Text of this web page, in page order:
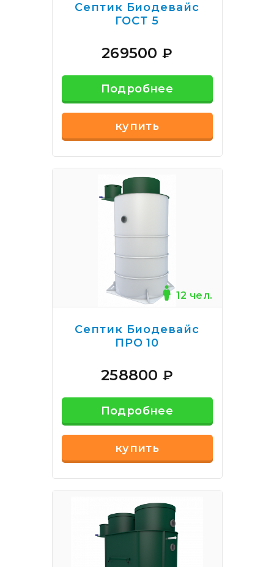
Септик Биодевайс
ГОСТ 5
269500 ₽
Подробнее
купить
12 чел.
Септик Биодевайс
ПРО 10
258800 ₽
Подробнее
купить